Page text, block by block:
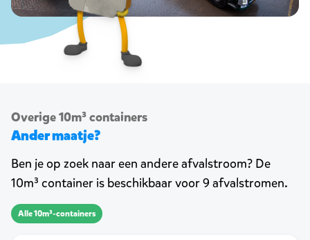
Overige 10m³ containers
Ander maatje?
Ben je op zoek naar een andere afvalstroom? De
10m³ container is beschikbaar voor 9 afvalstromen.
Alle 10m³-containers